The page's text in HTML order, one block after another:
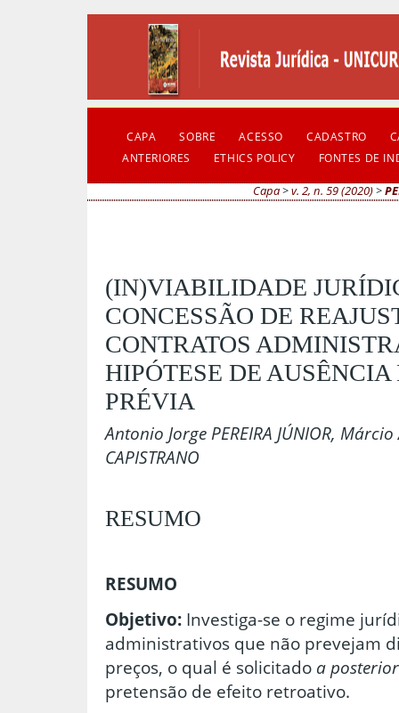
CAPA SOBRE ACESSO CADASTRO
ANTERIORES
ETHICS POLICY FONTES DE
Capa>v. 2, n. 59 (2020)>
(IN)VIABILIDADE
CONCESSÃO DE
CONTRATOS
HIPÓTESE DE
PRÉVIA
Antonio Jorge PEREIRA JÚNIOR,
CAPISTRANO
RESUMO
RESUMO
Objetivo: Investiga-se o regime
administrativos que não prevejam
preços, o qual é solicitado a
pretensão de efeito retroativo.